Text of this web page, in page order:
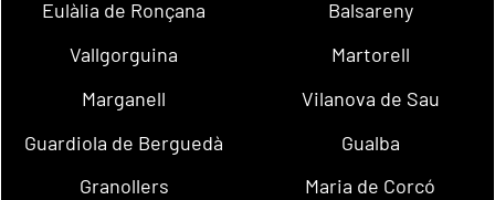
Eulàlia de Ronçana
Balsareny
Vallgorguina
Martorell
Marganell
Vilanova de Sau
Guardiola de Berguedà
Gualba
Granollers
Maria de Corcó